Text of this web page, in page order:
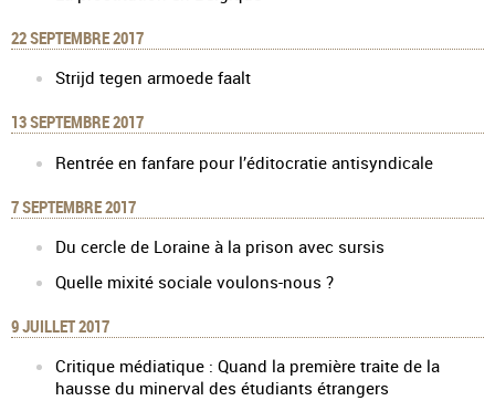
22 SEPTEMBRE 2017
Strijd tegen armoede faalt
13 SEPTEMBRE 2017
Rentrée en fanfare pour l’éditocratie antisyndicale
7 SEPTEMBRE 2017
Du cercle de Loraine à la prison avec sursis
Quelle mixité sociale voulons-nous ?
9 JUILLET 2017
Critique médiatique : Quand la première traite de la
hausse du minerval des étudiants étrangers